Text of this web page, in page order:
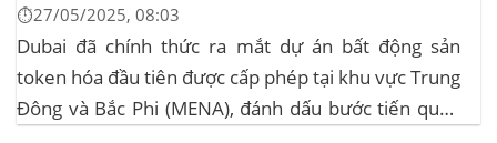
⏱️27/05/2025, 08:03
Dubai đã chính thức ra mắt dự án bất động sản
token hóa đầu tiên được cấp phép tại khu vực Trung
Đông và Bắc Phi (MENA), đánh dấu bước tiến quan